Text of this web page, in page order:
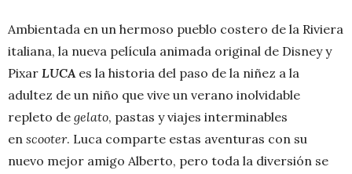
Ambientada en un hermoso pueblo costero de la Riviera
italiana, la nueva película animada original de Disney y
Pixar LUCAes la historia del paso de la niñez a la
adultez de un niño que vive un verano inolvidable
repleto de gelato, pastas y viajes interminables
en scooter. Luca comparte estas aventuras con su
nuevo mejor amigo Alberto, pero toda la diversión se